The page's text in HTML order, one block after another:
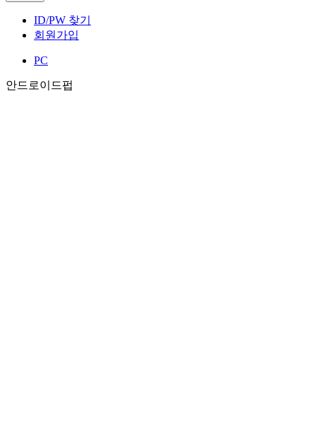
ID/PW 찾기
회원가입
PC
안드로이드펍